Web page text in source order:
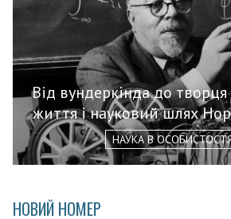
Від вундеркінда до
життя і науковий шлях
НАУКА В
НОВИЙ НОМЕР